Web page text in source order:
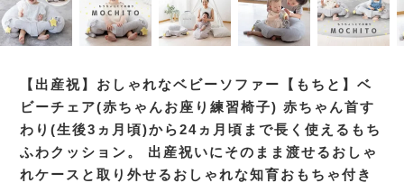
【出産祝】おしゃれなベビーソファー【もちと】ベ
ビーチェア(赤ちゃんお座り練習椅子) 赤ちゃん首す
わり(生後3ヵ月頃)から24ヵ月頃まで長く使えるもち
ふわクッション。 出産祝いにそのまま渡せるおしゃ
れケースと取り外せるおしゃれな知育おもちゃ付き